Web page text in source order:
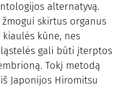
alternatyvą.
skirtus organus
kūne, nes
gali būti įterptos
Tokį metodą
Japonijos Hiromitsu